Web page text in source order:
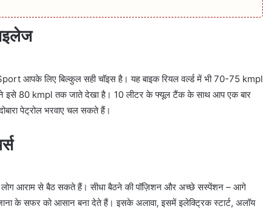
आपके लिए बिल्कुल सही चॉइस है। यह बाइक रियल वर्ल्ड में भी 70-75 kmpl
ने इसे 80 kmpl तक जाते देखा है। 10 लीटर के फ्यूल टैंक के साथ आप एक बार
पेट्रोल भरवाए चल सकते हैं।
लोग आराम से बैठ सकते हैं। सीधा बैठने की पॉज़िशन और अच्छे सस्पेंशन – आगे
के सफर को आसान बना देते हैं। इसके अलावा, इसमें इलेक्ट्रिक स्टार्ट, अलॉय